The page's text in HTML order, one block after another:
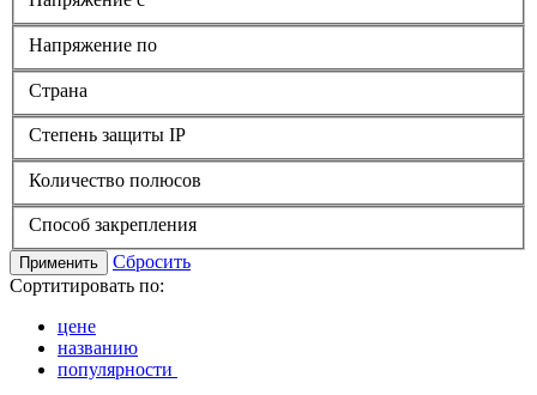
Напряжение по
Страна
Степень защиты IP
Количество полюсов
Способ закрепления
Применить
Сбросить
Сортитировать по:
цене
названию
популярности